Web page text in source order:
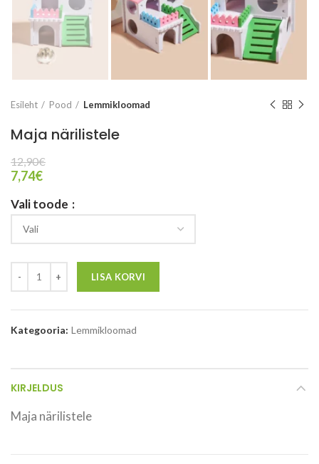
Esileht Pood Lemmikloomad
Maja närilistele
12,90€
7,74€
Vali toode
LISA KORVI
Kategooria: Lemmikloomad
KIRJELDUS
Maja närilistele